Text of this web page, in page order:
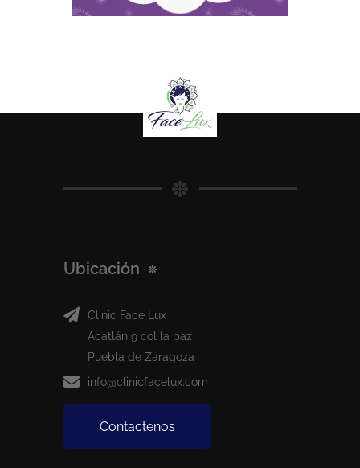
Ubicación
Clinic Face Lux
Acatlán 9 col la paz
Puebla de Zaragoza
info@clinicfacelux.com
Contactenos